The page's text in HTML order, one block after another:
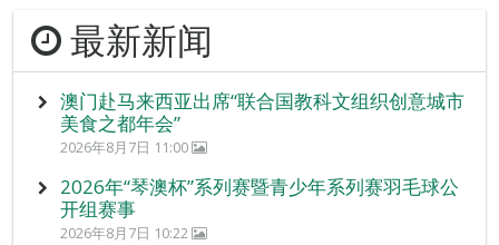
最新新闻
澳门赴马来西亚出席“联合国教科文组织创意城市
美食之都年会”
2026年8月7日 11:00
2026年“琴澳杯”系列赛暨青少年系列赛羽毛球公
开组赛事
2026年8月7日 10:22